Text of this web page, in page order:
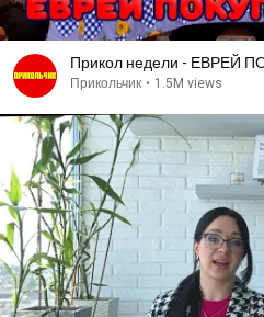
Прикол недели - ЕВРЕЙ
Прикольчик • 1.5M views